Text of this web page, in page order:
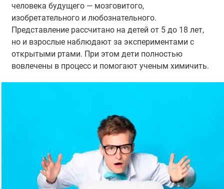
человека будущего — мозговитого,
изобретательного и любознательного.
Представление рассчитано на детей от 5 до 18 лет,
но и взрослые наблюдают за экспериментами с
открытыми ртами. При этом дети полностью
вовлечены в процесс и помогают ученым химичить.